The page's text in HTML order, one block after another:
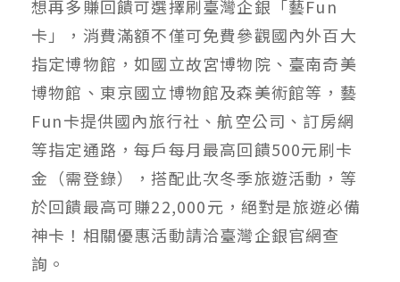
想再多賺回饋可選擇刷臺灣企銀「藝Fun
卡」，消費滿額不僅可免費參觀國內外百大
指定博物館，如國立故宮博物院、臺南奇美
博物館、東京國立博物館及森美術館等，藝
Fun卡提供國內旅行社、航空公司、訂房網
等指定通路，每戶每月最高回饋500元刷卡
金（需登錄），搭配此次冬季旅遊活動，等
於回饋最高可賺22,000元，絕對是旅遊必備
神卡！相關優惠活動請洽臺灣企銀官網查
詢。